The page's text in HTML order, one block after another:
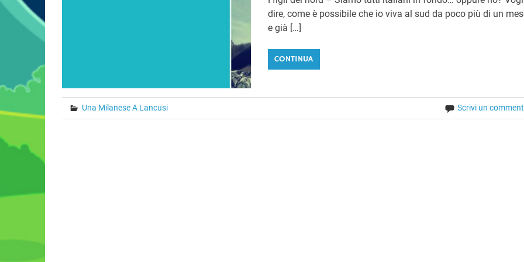
dire, come è possibile che io viva al sud da poco più di un
e già […]
CONTINUA
Una Milanese A Lancusi Scrivi un